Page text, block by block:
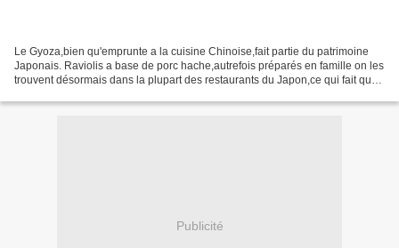
Le Gyoza,bien qu'emprunte a la cuisine Chinoise,fait partie du patrimoine
Japonais. Raviolis a base de porc hache,autrefois préparés en famille on les
trouvent désormais dans la plupart des restaurants du Japon,ce qui fait que
Publicité